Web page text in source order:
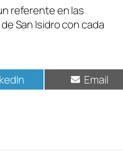
referente en las
San Isidro con cada
Email